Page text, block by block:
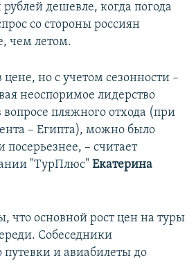
дешевле, когда погода
со стороны россиян
чем летом.
цене, но с учетом сезонности –
неоспоримое лидерство
вопросе пляжного отхода (при
– Египта), можно было
посерьезнее, – считает
"ТурПлюс" Екатерина
что основной рост цен на туры
Собеседники
путевки и авиабилеты до